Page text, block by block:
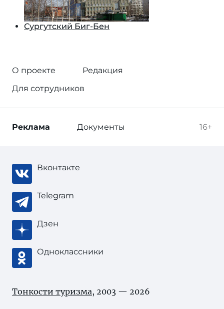
Сургутский Биг-Бен
О проекте
Редакция
Для сотрудников
16+
Реклама Документы
Вконтакте
Telegram
Дзен
Одноклассники
Тонкости туризма, 2003 — 2026